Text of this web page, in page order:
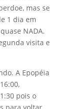
mas se
1 dia em
NADA.
visita e
A Epopéia
pois o